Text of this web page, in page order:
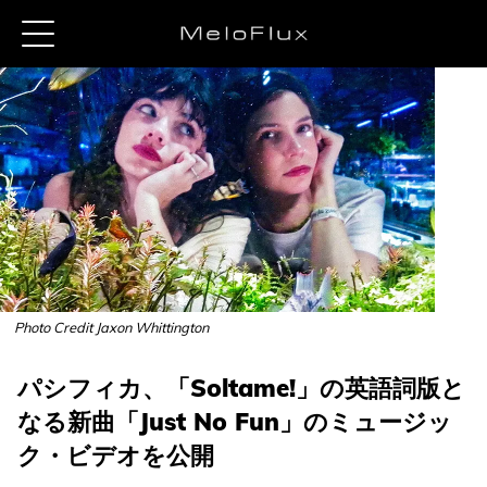
Photo Credit Jaxon Whittington
パシフィカ、「Soltame!」の英語詞版と
なる新曲「Just No Fun」のミュージッ
ク・ビデオを公開